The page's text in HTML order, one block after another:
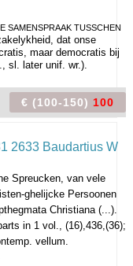
SAMENSPRAAK TUSSCHEN
dat onse
maar democratis bij
sl. later unif. wr.).
€ (100-150) 100
Spreucken, van vele
ghelijcke Persoonen
Christiana (...).
in 1 vol., (16),436,(36);
vellum.